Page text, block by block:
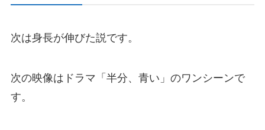
次は身長が伸びた説です。
次の映像はドラマ「半分、青い」のワンシーンで
す。